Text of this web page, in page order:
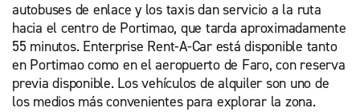
autobuses de enlace y los taxis dan servicio a la ruta
hacia el centro de Portimao, que tarda aproximadamente
55 minutos. Enterprise Rent-A-Car está disponible tanto
en Portimao como en el aeropuerto de Faro, con reserva
previa disponible. Los vehículos de alquiler son uno de
los medios más convenientes para explorar la zona.